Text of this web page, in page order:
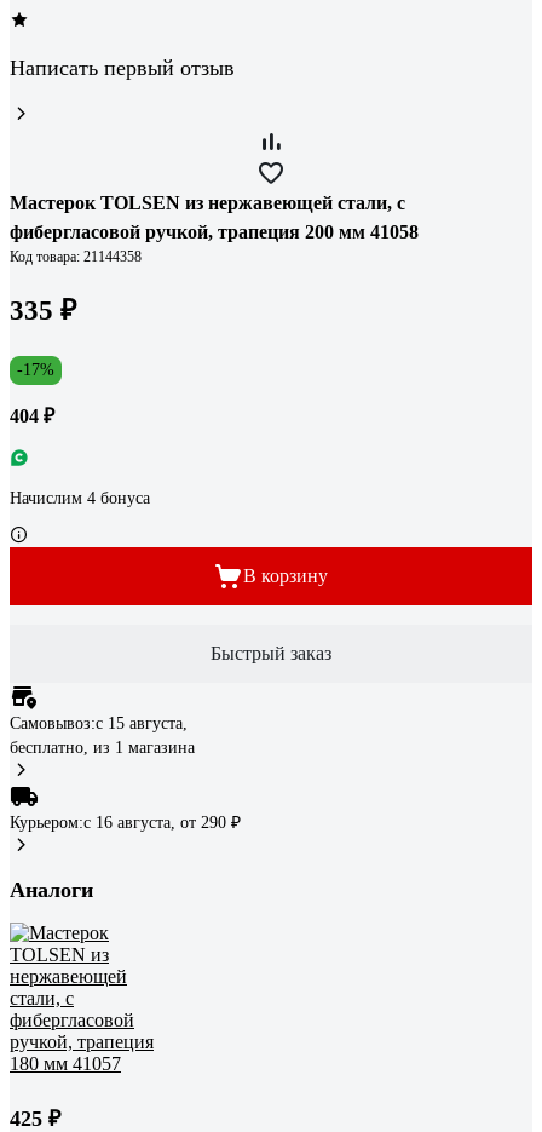
Написать первый отзыв
Мастерок TOLSEN из нержавеющей стали, с
фибергласовой ручкой, трапеция 200 мм 41058
Код товара: 21144358
335 ₽
-17%
404 ₽
Начислим 4 бонуса
В корзину
Быстрый заказ
Самовывоз:c 15 августа,
бесплатно, из 1 магазина
Курьером:c 16 августа, от 290 ₽
Аналоги
425 ₽